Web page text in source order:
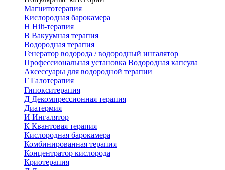
Магнитотерапия
Кислородная барокамера
H Hilt-терапия
В Вакуумная терапия
Водородная терапия
Генератор водорода / водородный ингалятор
Профессиональная установка Водородная капсула
Аксессуары для водородной терапии
Г Галотерапия
Гипокситерапия
Д Декомпрессионная терапия
Диатермия
И Ингалятор
К Квантовая терапия
Кислородная барокамера
Комбинированная терапия
Концентратор кислорода
Криотерапия